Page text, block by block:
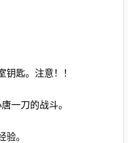
钥匙。注意！！
一刀的战斗。
验。